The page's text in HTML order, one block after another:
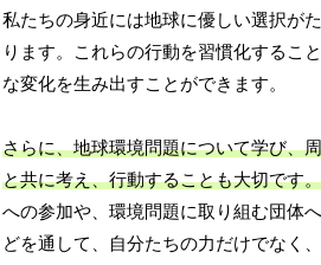
私たちの身近には地球に優しい選択が
ります。これらの行動を習慣化するこ
な変化を生み出すことができます。
さらに、地球環境問題について学び、
と共に考え、行動することも大切です
への参加や、環境問題に取り組む団体
どを通して、自分たちの力だけでなく